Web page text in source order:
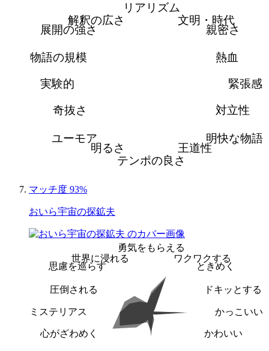
リアリズム
文明・時代
親密さ
熱血
緊張感
対立性
明快な物語
王道性
テンポの良さ
明るさ
ユーモア
奇抜さ
実験的
物語の規模
展開の強さ
解釈の広さ
マッチ度 93%
おいら宇宙の探鉱夫
勇気をもらえる
ワクワクする
ときめく
ドキッとする
かっこいい
かわいい
心がざわめく
ミステリアス
圧倒される
思慮を巡らす
世界に浸れる